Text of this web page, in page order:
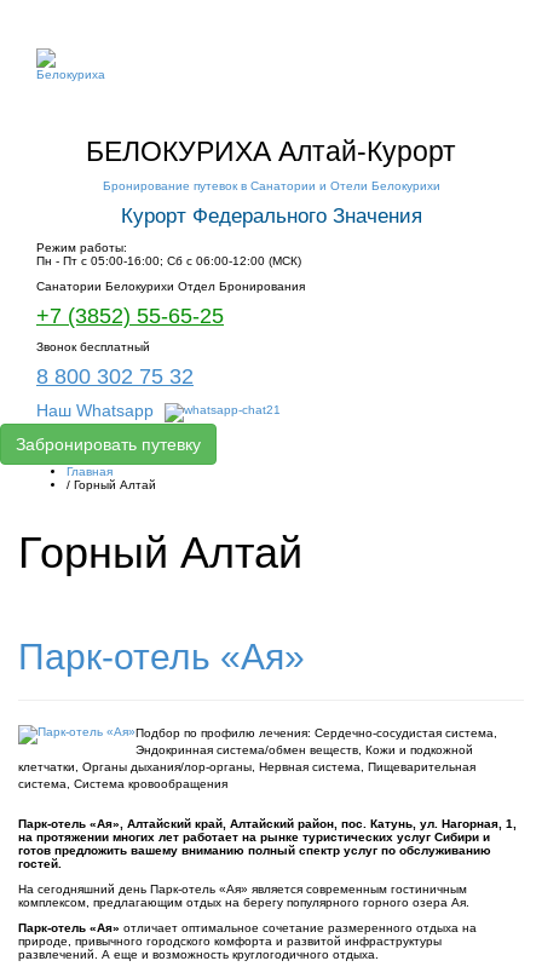
БЕЛОКУРИХА Алтай-Курорт
Бронирование путевок в Санатории и Отели Белокурихи
Курорт Федерального Значения
Режим работы:
Пн - Пт с 05:00-16:00; Сб с 06:00-12:00 (МСК)
Санатории Белокурихи Отдел Бронирования
+7 (3852) 55-65-25
Звонок бесплатный
8 800 302 75 32
Наш Whatsapp
Забронировать путевку
Главная
/ Горный Алтай
Горный Алтай
Парк-отель «Ая»
Подбор по профилю лечения: Сердечно-сосудистая система,
Эндокринная система/обмен веществ, Кожи и подкожной
клетчатки, Органы дыхания/лор-органы, Нервная система, Пищеварительная
система, Система кровообращения
Парк-отель «Ая», Алтайский край, Алтайский район, пос. Катунь, ул. Нагорная, 1,
на протяжении многих лет работает на рынке туристических услуг Сибири и
готов предложить вашему вниманию полный спектр услуг по обслуживанию
гостей.
На сегодняшний день Парк-отель «Ая» является современным гостиничным
комплексом, предлагающим отдых на берегу популярного горного озера Ая.
Парк-отель «Ая» отличает оптимальное сочетание размеренного отдыха на
природе, привычного городского комфорта и развитой инфраструктуры
развлечений. А еще и возможность круглогодичного отдыха.